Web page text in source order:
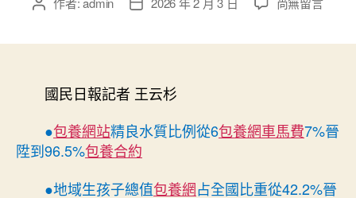
期
良
水
例
國民日報記者 王云杉
●包養網站精良水質比例從6包養網車馬費7%晉
陞到96.5%包養合約
●地域生孩子總值包養網占全國比重從42.2%晉